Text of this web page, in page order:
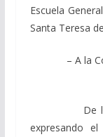
Escuela
Santa Teresa
– A la
De la
expresando